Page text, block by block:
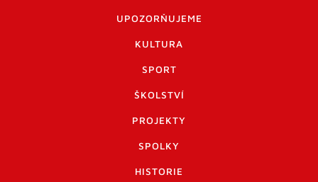
UPOZORŇUJEME
KULTURA
SPORT
ŠKOLSTVÍ
PROJEKTY
SPOLKY
HISTORIE